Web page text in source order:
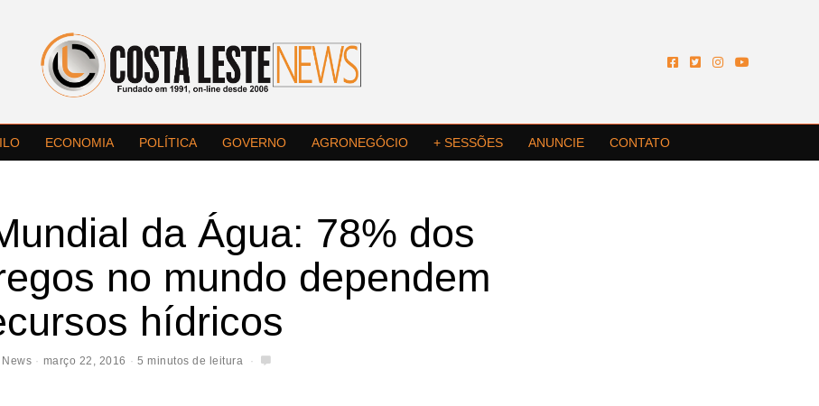
ECONOMIA POLÍTICA GOVERNO AGRONEGÓCIO + SESSÕES ANUNCIE CONTATO
da Água: 78% dos
no mundo dependem
hídricos
março 22, 2016 5 minutos de leitura